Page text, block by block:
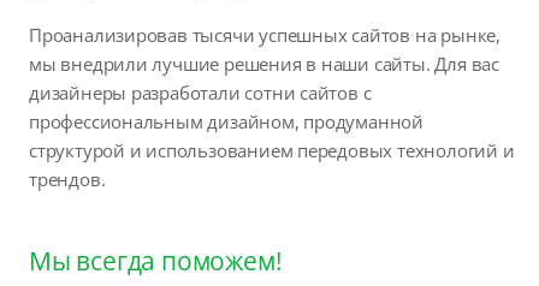
Проанализировав тысячи успешных сайтов на рынке,
мы внедрили лучшие решения в наши сайты. Для вас
дизайнеры разработали сотни сайтов с
профессиональным дизайном, продуманной
структурой и использованием передовых технологий и
трендов.
Мы всегда поможем!